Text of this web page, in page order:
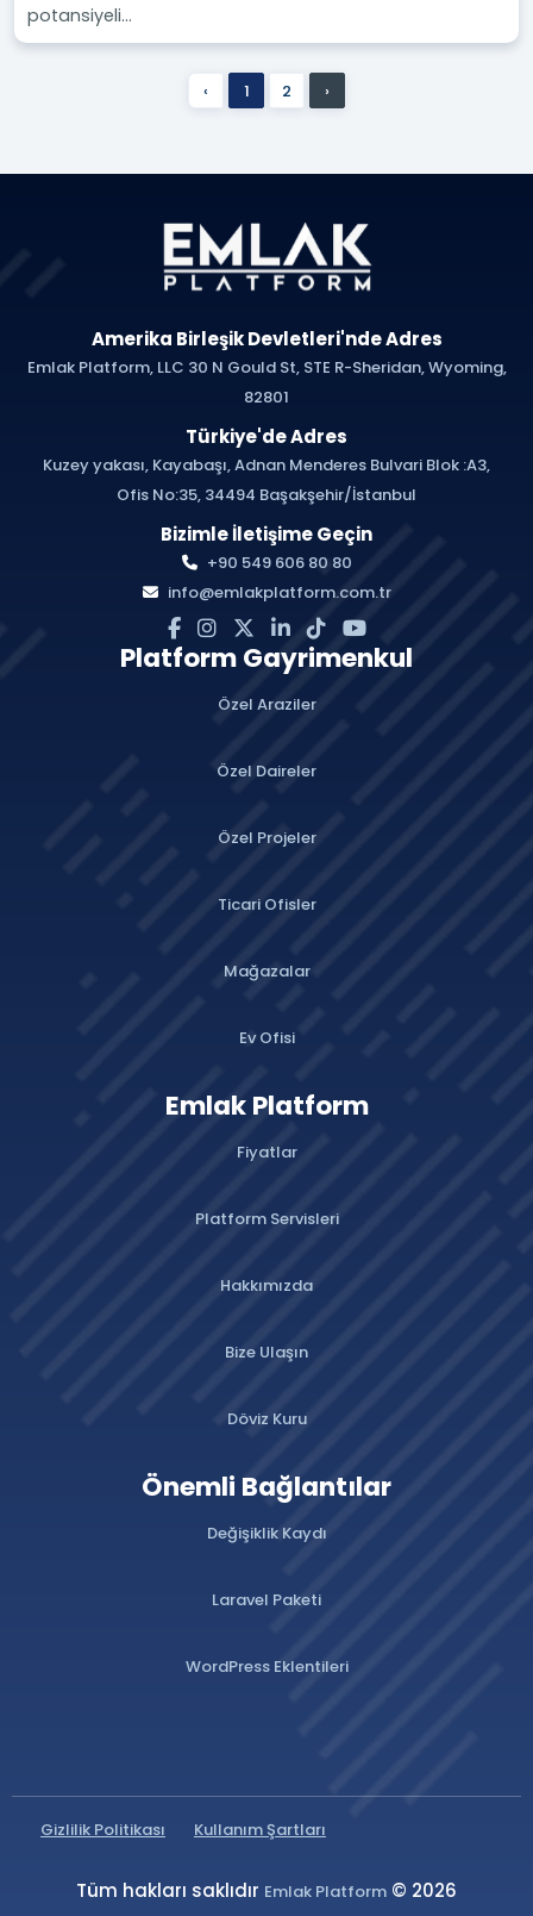
potansiyeli...
‹ 1 2 ›
Amerika Birleşik Devletleri'nde Adres
Emlak Platform, LLC 30 N Gould St, STE R-Sheridan, Wyoming,
82801
Türkiye'de Adres
Kuzey yakası, Kayabaşı, Adnan Menderes Bulvari Blok :A3,
Ofis No:35, 34494 Başakşehir/İstanbul
Bizimle İletişime Geçin
+90 549 606 80 80
info@emlakplatform.com.tr
Platform Gayrimenkul
Özel Araziler
Özel Daireler
Özel Projeler
Ticari Ofisler
Mağazalar
Ev Ofisi
Emlak Platform
Fiyatlar
Platform Servisleri
Hakkımızda
Bize Ulaşın
Döviz Kuru
Önemli Bağlantılar
Değişiklik Kaydı
Laravel Paketi
WordPress Eklentileri
Gizlilik Politikası Kullanım Şartları
Tüm hakları saklıdır Emlak Platform © 2026